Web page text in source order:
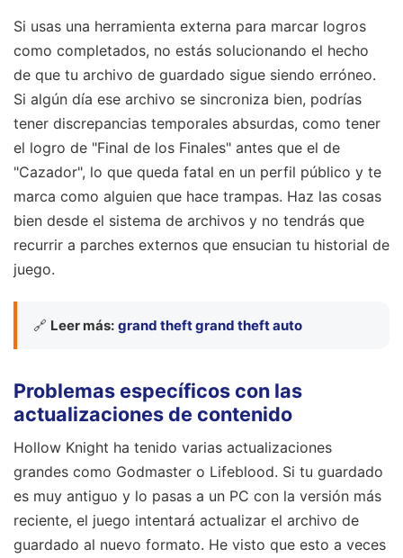
Si usas una herramienta externa para marcar logros
como completados, no estás solucionando el hecho
de que tu archivo de guardado sigue siendo erróneo.
Si algún día ese archivo se sincroniza bien, podrías
tener discrepancias temporales absurdas, como tener
el logro de "Final de los Finales" antes que el de
"Cazador", lo que queda fatal en un perfil público y te
marca como alguien que hace trampas. Haz las cosas
bien desde el sistema de archivos y no tendrás que
recurrir a parches externos que ensucian tu historial de
juego.
🔗 Leer más: grand theft grand theft auto
Problemas específicos con las
actualizaciones de contenido
Hollow Knight ha tenido varias actualizaciones
grandes como Godmaster o Lifeblood. Si tu guardado
es muy antiguo y lo pasas a un PC con la versión más
reciente, el juego intentará actualizar el archivo de
guardado al nuevo formato. He visto que esto a veces